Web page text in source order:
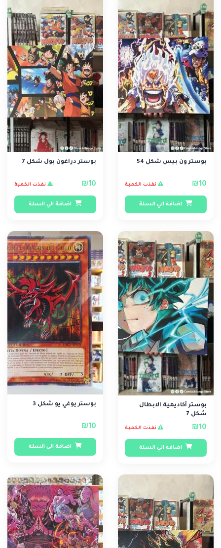
بوستر ون بيس شكل 54
₪10 نفذت الكمية
اضافة الي السلة
بوستر دراغون بول شكل 7
₪10 نفذت الكمية
اضافة الي السلة
بوستر أكاديمية الابطال
شكل 7
₪10 نفذت الكمية
اضافة الي السلة
بوستر يوغي يو شكل 3
₪10
اضافة الي السلة